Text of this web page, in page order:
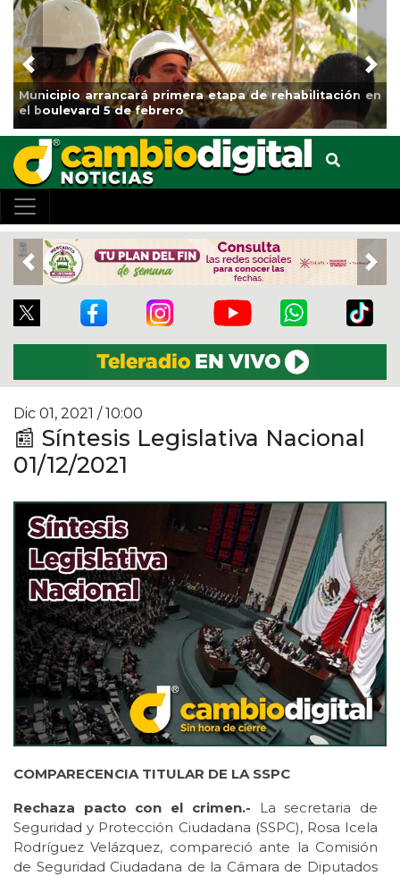
Municipio arrancará primera etapa de rehabilitación en
el boulevard 5 de febrero
Previous
Previous
Dic 01, 2021 / 10:00
📰 Síntesis Legislativa Nacional
01/12/2021
COMPARECENCIA TITULAR DE LA SSPC
Rechaza pacto con el crimen.- La secretaria de
Seguridad y Protección Ciudadana (SSPC), Rosa Icela
Rodríguez Velázquez, compareció ante la Comisión
de Seguridad Ciudadana de la Cámara de Diputados